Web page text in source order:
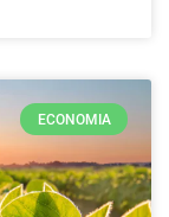
ECONOMIA